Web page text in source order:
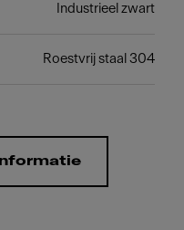
Industrieel zwart
Roestvrij staal 304